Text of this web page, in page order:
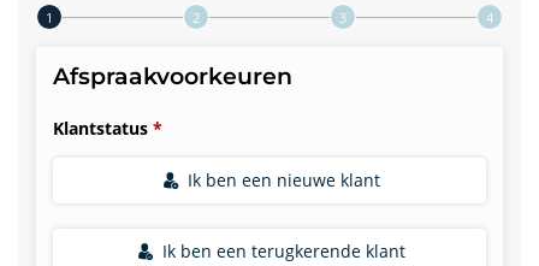
Step 1 of 4
Afspraakvoorkeuren
Klantstatus
Ik ben een nieuwe klant
Ik ben een terugkerende klant